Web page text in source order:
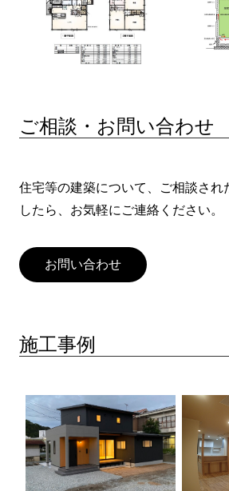
ご相談・お問い合わせ
住宅等の建築について、ご相談され
したら、お気軽にご連絡ください。
お問い合わせ
施工事例